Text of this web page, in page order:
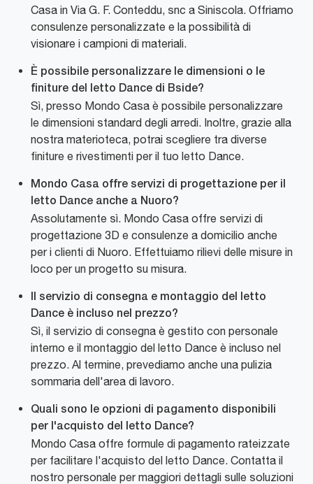
Casa in Via G. F. Conteddu, snc a Siniscola. Offriamo
consulenze personalizzate e la possibilità di
visionare i campioni di materiali.
È possibile personalizzare le dimensioni o le
finiture del letto Dance di Bside?
Sì, presso Mondo Casa è possibile personalizzare
le dimensioni standard degli arredi. Inoltre, grazie alla
nostra materioteca, potrai scegliere tra diverse
finiture e rivestimenti per il tuo letto Dance.
Mondo Casa offre servizi di progettazione per il
letto Dance anche a Nuoro?
Assolutamente sì. Mondo Casa offre servizi di
progettazione 3D e consulenze a domicilio anche
per i clienti di Nuoro. Effettuiamo rilievi delle misure in
loco per un progetto su misura.
Il servizio di consegna e montaggio del letto
Dance è incluso nel prezzo?
Sì, il servizio di consegna è gestito con personale
interno e il montaggio del letto Dance è incluso nel
prezzo. Al termine, prevediamo anche una pulizia
sommaria dell'area di lavoro.
Quali sono le opzioni di pagamento disponibili
per l'acquisto del letto Dance?
Mondo Casa offre formule di pagamento rateizzate
per facilitare l'acquisto del letto Dance. Contatta il
nostro personale per maggiori dettagli sulle soluzioni